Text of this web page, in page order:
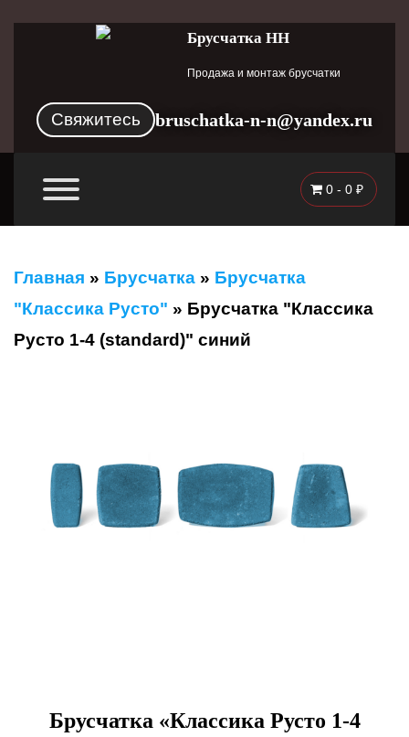
Брусчатка НН
Продажа и монтаж брусчатки
Свяжитесь bruschatka-n-n@yandex.ru
0 - 0 ₽
Главная » Брусчатка » Брусчатка
"Классика Русто" » Брусчатка "Классика
Русто 1-4 (standard)" синий
Брусчатка «Классика Русто 1-4